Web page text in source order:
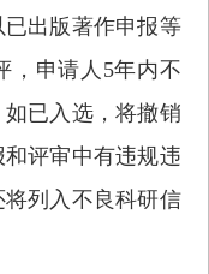
出版著作申报等
，申请人5年内不
已入选，将撤销
评审中有违规违
列入不良科研信